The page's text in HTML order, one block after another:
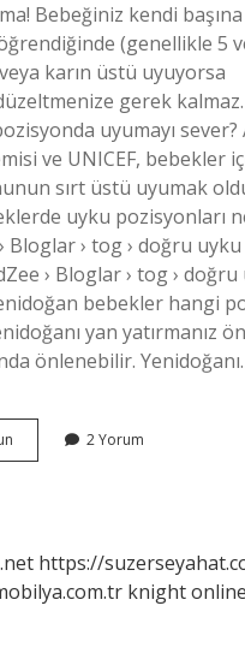
Bebeğiniz kendi başına
(genellikle 5
karın üstü uyuyorsa
gerek
uyumayı
ve UNICEF, bebekler
sırt üstü uyumak
uyku pozisyonları
Bloglar › tog › doğru uyku
› Bloglar › tog › doğru
bebekler hangi
yan yatırmanız
önlenebilir.
Uyurken
2 Yorum
https://
knight online